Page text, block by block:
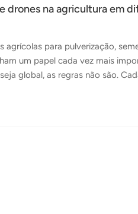
drones na agricultura em
para pulverização,
um papel cada vez mais
global, as regras não são.
de como as
e fabricantes devem ter em